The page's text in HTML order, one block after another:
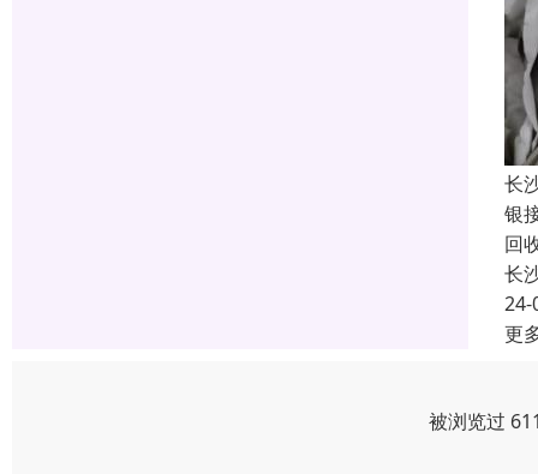
长
银
回
长
24-
更
被浏览过